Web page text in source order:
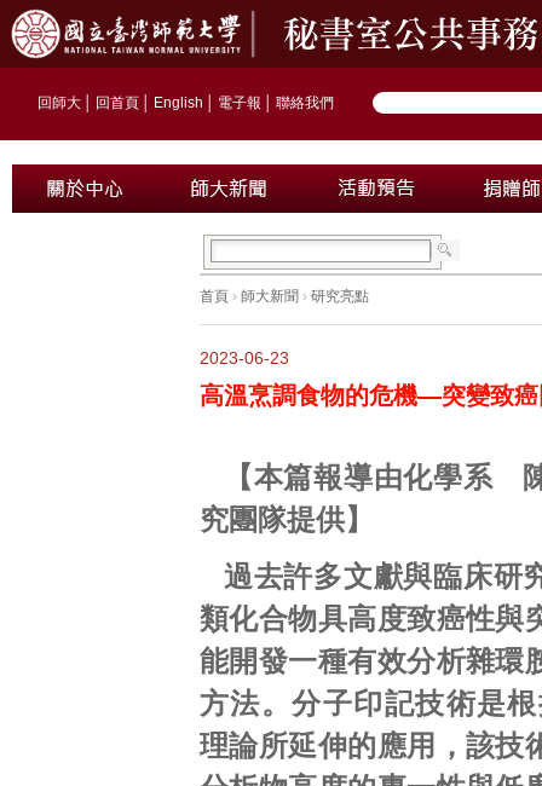
回師大 回首頁 English 電子報 聯絡我們
首頁 › 師大新聞 › 研究亮點
2023-06-23
高溫烹調食物的危機—突變致
【本篇報導由化學系
究團隊提供】
過去許多文獻與臨床研
類化合物具高度致癌性與
能開發一種有效分析雜環
方法。分子印記技術是
理論所延伸的應用，該技